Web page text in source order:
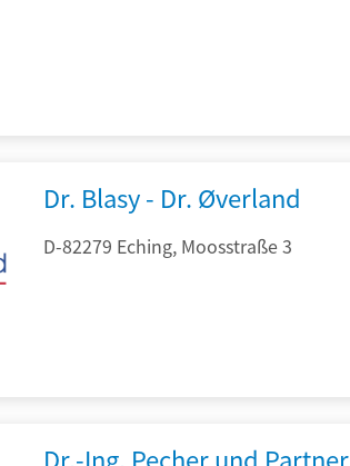
Dr. Blasy - Dr. Øverland
D-82279 Eching, Moosstraße 3
Dr.-Ing. Pecher und Partner